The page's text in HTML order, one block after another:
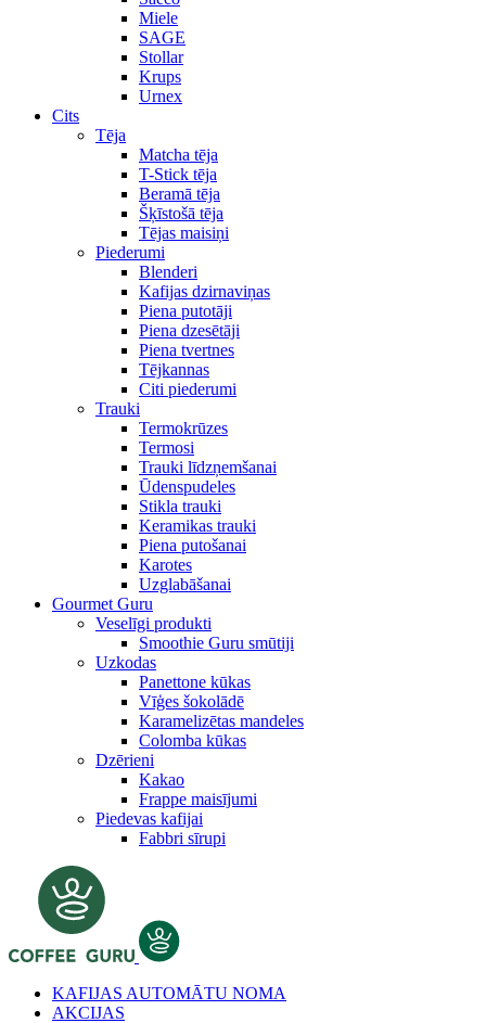
Miele
SAGE
Stollar
Krups
Urnex
Cits
Tēja
Matcha tēja
T-Stick tēja
Beramā tēja
Šķīstošā tēja
Tējas maisiņi
Piederumi
Blenderi
Kafijas dzirnaviņas
Piena putotāji
Piena dzesētāji
Piena tvertnes
Tējkannas
Citi piederumi
Trauki
Termokrūzes
Termosi
Trauki līdzņemšanai
Ūdenspudeles
Stikla trauki
Keramikas trauki
Piena putošanai
Karotes
Uzglabāšanai
Gourmet Guru
Veselīgi produkti
Smoothie Guru smūtiji
Uzkodas
Panettone kūkas
Vīģes šokolādē
Karamelizētas mandeles
Colomba kūkas
Dzērieni
Kakao
Frappe maisījumi
Piedevas kafijai
Fabbri sīrupi
KAFIJAS AUTOMĀTU NOMA
AKCIJAS